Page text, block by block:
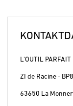
L'OUTIL PARFAIT
ZI de Racine - BP8
63650 La